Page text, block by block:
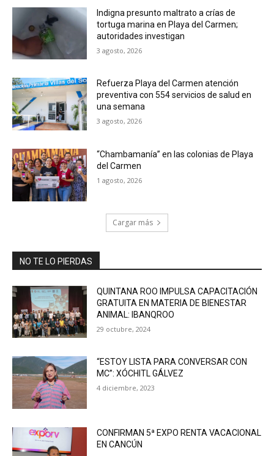
Indigna presunto maltrato a crías de
tortuga marina en Playa del Carmen;
autoridades investigan
3 agosto, 2026
Refuerza Playa del Carmen atención
preventiva con 554 servicios de salud en
una semana
3 agosto, 2026
“Chambamanía” en las colonias de Playa
del Carmen
1 agosto, 2026
Cargar más
NO TE LO PIERDAS
QUINTANA ROO IMPULSA CAPACITACIÓN
GRATUITA EN MATERIA DE BIENESTAR
ANIMAL: IBANQROO
29 octubre, 2024
“ESTOY LISTA PARA CONVERSAR CON
MC”: XÓCHITL GÁLVEZ
4 diciembre, 2023
CONFIRMAN 5ª EXPO RENTA VACACIONAL
EN CANCÚN